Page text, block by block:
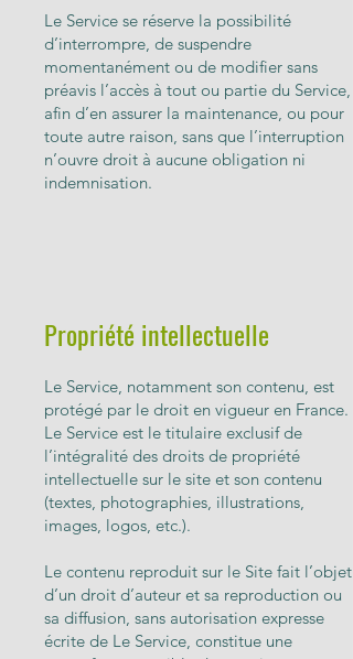
Le Service se réserve la possibilité
d’interrompre, de suspendre
momentanément ou de modifier sans
préavis l’accès à tout ou partie du Service,
afin d’en assurer la maintenance, ou pour
toute autre raison, sans que l’interruption
n’ouvre droit à aucune obligation ni
indemnisation.
Propriété intellectuelle
Le Service, notamment son contenu, est
protégé par le droit en vigueur en France.
Le Service est le titulaire exclusif de
l’intégralité des droits de propriété
intellectuelle sur le site et son contenu
(textes, photographies, illustrations,
images, logos, etc.).
Le contenu reproduit sur le Site fait l’objet
d’un droit d’auteur et sa reproduction ou
sa diffusion, sans autorisation expresse
écrite de Le Service, constitue une